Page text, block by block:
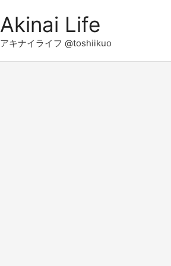
Akinai Life
アキナイライフ @toshiikuo